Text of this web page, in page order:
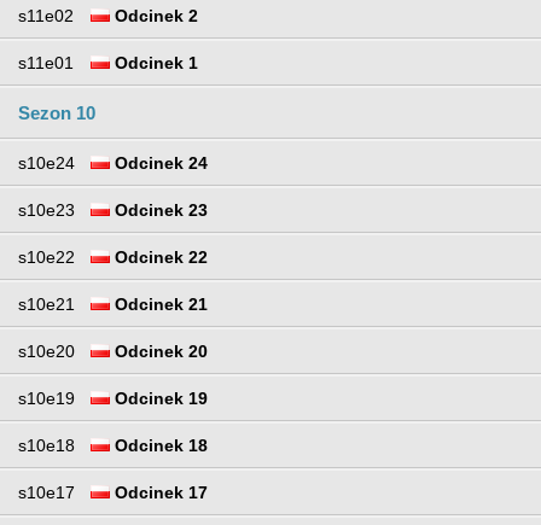
s11e02 Odcinek 2
s11e01 Odcinek 1
Sezon 10
s10e24 Odcinek 24
s10e23 Odcinek 23
s10e22 Odcinek 22
s10e21 Odcinek 21
s10e20 Odcinek 20
s10e19 Odcinek 19
s10e18 Odcinek 18
s10e17 Odcinek 17